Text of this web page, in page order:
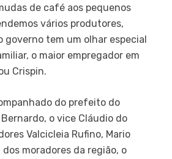
de café aos pequenos
vários produtores,
governo tem um olhar especial
o maior empregador em
Crispin.
do prefeito do
o vice Cláudio do
Valcicleia Rufino, Mario
moradores da região, o